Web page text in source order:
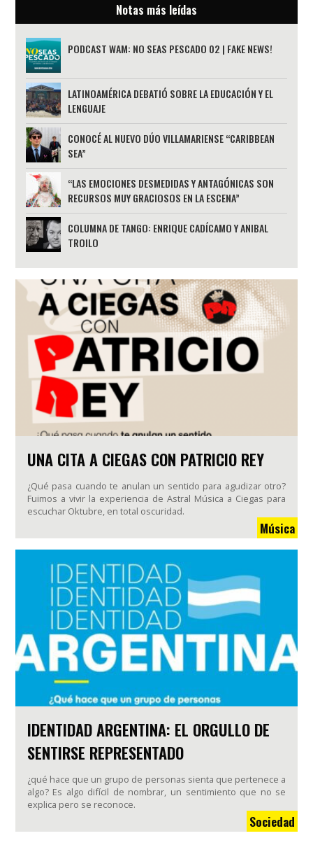
Notas más leídas
PODCAST WAM: NO SEAS PESCADO 02 | FAKE NEWS!
LATINOAMÉRICA DEBATIÓ SOBRE LA EDUCACIÓN Y EL
LENGUAJE
CONOCÉ AL NUEVO DÚO VILLAMARIENSE “CARIBBEAN
SEA”
“LAS EMOCIONES DESMEDIDAS Y ANTAGÓNICAS SON
RECURSOS MUY GRACIOSOS EN LA ESCENA”
COLUMNA DE TANGO: ENRIQUE CADÍCAMO Y ANIBAL
TROILO
UNA CITA A CIEGAS CON PATRICIO REY
¿Qué pasa cuando te anulan un sentido para agudizar otro?
Fuimos a vivir la experiencia de Astral Música a Ciegas para
escuchar Oktubre, en total oscuridad.
Música
IDENTIDAD ARGENTINA: EL ORGULLO DE
SENTIRSE REPRESENTADO
¿qué hace que un grupo de personas sienta que pertenece a
algo? Es algo difícil de nombrar, un sentimiento que no se
explica pero se reconoce.
Sociedad